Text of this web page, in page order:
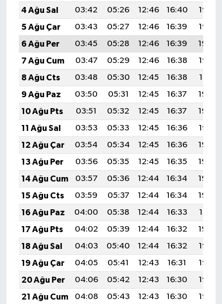
4 Ağu Sal
03:42 05:26 12:46 16:40
19:56
5 Ağu Çar
03:43 05:27 12:46 16:39
19:55
6 Ağu Per
03:45 05:28 12:46 16:39
19:54
7 Ağu Cum
03:47 05:29 12:46 16:38
19:53
8 Ağu Cts
03:48 05:30 12:45 16:38
19:51
9 Ağu Paz
03:50 05:31 12:45 16:37
19:50
10 Ağu Pts
03:51 05:32 12:45 16:37
19:49
11 Ağu Sal
03:53 05:33 12:45 16:36
19:47
12 Ağu Çar
03:54 05:34 12:45 16:36
19:46
13 Ağu Per
03:56 05:35 12:45 16:35
19:45
14 Ağu Cum
03:57 05:36 12:44 16:34
19:43
15 Ağu Cts
03:59 05:37 12:44 16:34
19:42
16 Ağu Paz
04:00 05:38 12:44 16:33
19:41
17 Ağu Pts
04:02 05:39 12:44 16:32
19:39
18 Ağu Sal
04:03 05:40 12:44 16:32
19:38
19 Ağu Çar
04:05 05:41 12:43 16:31
19:36
20 Ağu Per
04:06 05:42 12:43 16:30
19:35
21 Ağu Cum
04:08 05:43 12:43 16:30
19:33